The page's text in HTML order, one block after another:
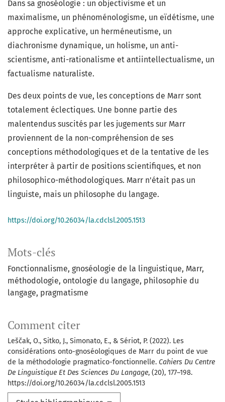
Mots-clés
Fonctionnalisme gnoséologie de la linguistique Marr
méthodologie ontologie du langage philosophie du
langage pragmatisme
Comment citer
Leščak, O., Sitko, J., Simonato, E., & Sériot, P. (2022). Les
considérations onto-gnoséologiques de Marr du point de vue
de la méthodologie pragmatico-fonctionnelle. Cahiers Du Centre
De Linguistique Et Des Sciences Du Langage, (20), 177–198.
https://doi.org/10.26034/la.cdclsl.2005.1513
Dans sa gnoséologie : un objectivisme et un
maximalisme, un phénoménologisme, un eïdétisme, une
approche explicative, un herméneutisme, un
diachronisme dynamique, un holisme, un anti-
scientisme, anti-rationalisme et antiintellectualisme, un
factualisme naturaliste.
Des deux points de vue, les conceptions de Marr sont
totalement éclectiques. Une bonne partie des
malentendus suscités par les jugements sur Marr
proviennent de la non-compréhension de ses
conceptions méthodologiques et de la tentative de les
interpréter à partir de positions scientifiques, et non
philosophico-méthodologiques. Marr n'était pas un
linguiste, mais un philosophe du langage.
https://doi.org/10.26034/la.cdclsl.2005.1513